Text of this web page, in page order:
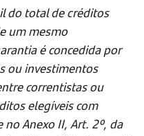
do total de créditos
um mesmo
é concedida por
ou investimentos
correntistas ou
elegíveis com
Anexo II, Art. 2º, da